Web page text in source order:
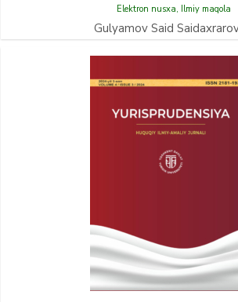
Elektron nusxa, Ilmiy maqola
Gulyamov Said